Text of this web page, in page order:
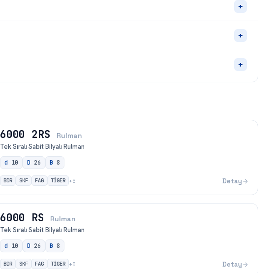
+
+
+
6000 2RS Rulman
Tek Sıralı Sabit Bilyalı Rulman
d 10 D 26 B 8
BDR SKF FAG TİGER +5 Detay
6000 RS Rulman
Tek Sıralı Sabit Bilyalı Rulman
d 10 D 26 B 8
BDR SKF FAG TİGER +5 Detay